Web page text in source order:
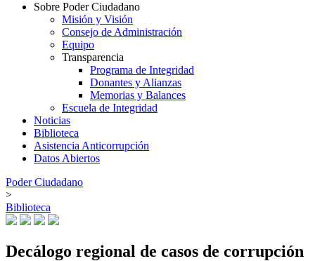
Sobre Poder Ciudadano
Misión y Visión
Consejo de Administración
Equipo
Transparencia
Programa de Integridad
Donantes y Alianzas
Memorias y Balances
Escuela de Integridad
Noticias
Biblioteca
Asistencia Anticorrupción
Datos Abiertos
Poder Ciudadano
>
Biblioteca
Decálogo regional de casos de corrupción